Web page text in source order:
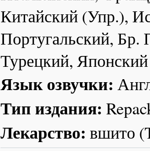
Китайский (Упр.),
Португальский, Бр.
Турецкий, Японский
Язык озвучки:
Тип издания:
Лекарство: вшито